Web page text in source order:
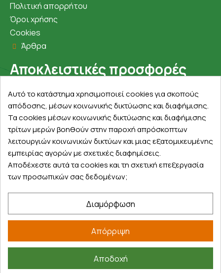
Πολιτική απορρήτου
Όροι χρήσης
Cookies
Άρθρα
Αποκλειστικές προσφορές
Εγγραφείτε με το email σας για να ενημερώνεστε
πρώτοι για προσφορές, διαγωνισμούς, εκπτωτικούς
κωδικούς και μοναδικά δώρα!
Βρείτε μας στα social
©2026farmakeioexpress.gr
Αυτό το κατάστημα χρησιμοποιεί cookies για σκοπούς
απόδοσης, μέσων κοινωνικής δικτύωσης και διαφήμισης.
Τα cookies μέσων κοινωνικής δικτύωσης και διαφήμισης
τρίτων μερών βοηθούν στην παροχή απρόσκοπτων
λειτουργιών κοινωνικών δικτύων και μιας εξατομικευμένης
εμπειρίας αγορών με σχετικές διαφημίσεις.
Αποδέχεστε αυτά τα cookies και τη σχετική επεξεργασία
των προσωπικών σας δεδομένων;
Διαμόρφωση
Απόρριψη
Αποδοχή